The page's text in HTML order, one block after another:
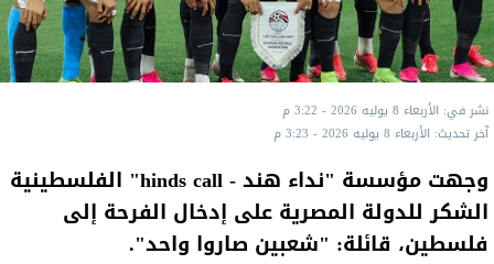
نشر في: الأربعاء 8 يوليه 2026 - 3:22 م
آخر تحديث: الأربعاء 8 يوليه 2026 - 3:23 م
وجهت مؤسسة "نداء هند - hinds call" الفلسطينية
الشكر للدولة المصرية على إدخال الفرحة إلى
فلسطين، قائلة: "شعبين صاروا واحد".